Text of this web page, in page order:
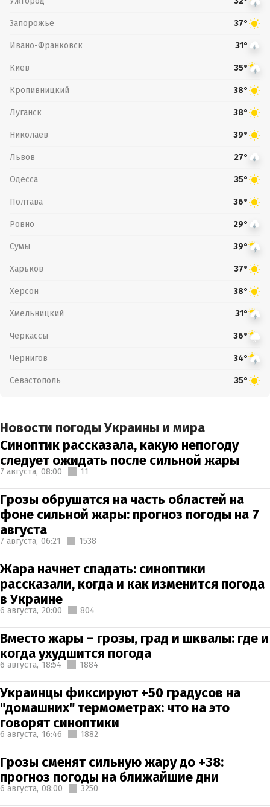
Запорожье 37°
Ивано-Франковск 31°
Киев 35°
Кропивницкий 38°
Луганск 38°
Николаев 39°
Львов 27°
Одесса 35°
Полтава 36°
Ровно 29°
Сумы 39°
Харьков 37°
Херсон 38°
Хмельницкий 31°
Черкассы 36°
Чернигов 34°
Севастополь 35°
Новости погоды Украины и мира
Синоптик рассказала, какую непогоду
следует ожидать после сильной жары
7 августа, 08:00 11
Грозы обрушатся на часть областей на
фоне сильной жары: прогноз погоды на 7
августа
7 августа, 06:21 1538
Жара начнет спадать: синоптики
рассказали, когда и как изменится погода
в Украине
6 августа, 20:00 804
Вместо жары – грозы, град и шквалы: где и
когда ухудшится погода
6 августа, 18:54 1884
Украинцы фиксируют +50 градусов на
"домашних" термометрах: что на это
говорят синоптики
6 августа, 16:46 1882
Грозы сменят сильную жару до +38:
прогноз погоды на ближайшие дни
6 августа, 08:00 3250